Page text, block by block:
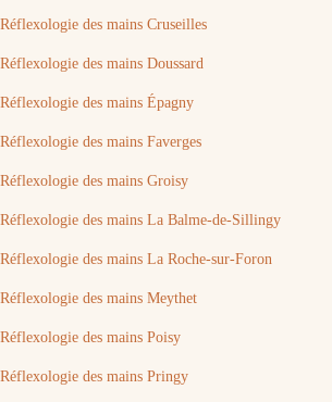
Réflexologie des mains Cruseilles
Réflexologie des mains Doussard
Réflexologie des mains Épagny
Réflexologie des mains Faverges
Réflexologie des mains Groisy
Réflexologie des mains La Balme-de-Sillingy
Réflexologie des mains La Roche-sur-Foron
Réflexologie des mains Meythet
Réflexologie des mains Poisy
Réflexologie des mains Pringy